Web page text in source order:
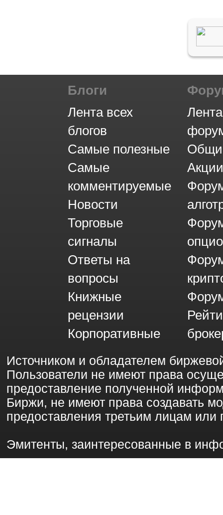
Блоги
Лента всех
блогов
Самые полезные
Самые
комментируемые
Новости
Торговые
сигналы
Ответы на
вопросы
Книжные
рецензии
Корпоративные
Акции
Источником и обладателем
Пользователи не имеют права
предоставление полученной
Биржи, не имеют права создавать
предоставления третьим лицам или
Эмитенты, заинтересованные в